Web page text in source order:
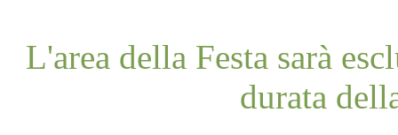
L'area della Festa sarà
durata